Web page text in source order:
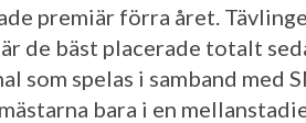
premiär förra året.
de bäst placerade totalt
som spelas i samband med
bara i en